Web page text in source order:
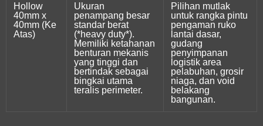
Hollow
40mm x
40mm (Ke
Atas)
Ukuran
penampang besar
standar berat
(*heavy duty*).
Memiliki ketahanan
benturan mekanis
yang tinggi dan
bertindak sebagai
bingkai utama
teralis perimeter.
Pilihan mutlak
untuk rangka pintu
pengaman ruko
lantai dasar,
gudang
penyimpanan
logistik area
pelabuhan, grosir
niaga, dan void
belakang
bangunan.